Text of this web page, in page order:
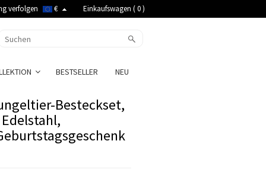
verfolgen € Einkaufswagen (0)
BESTSELLER NEU
Besteckset,